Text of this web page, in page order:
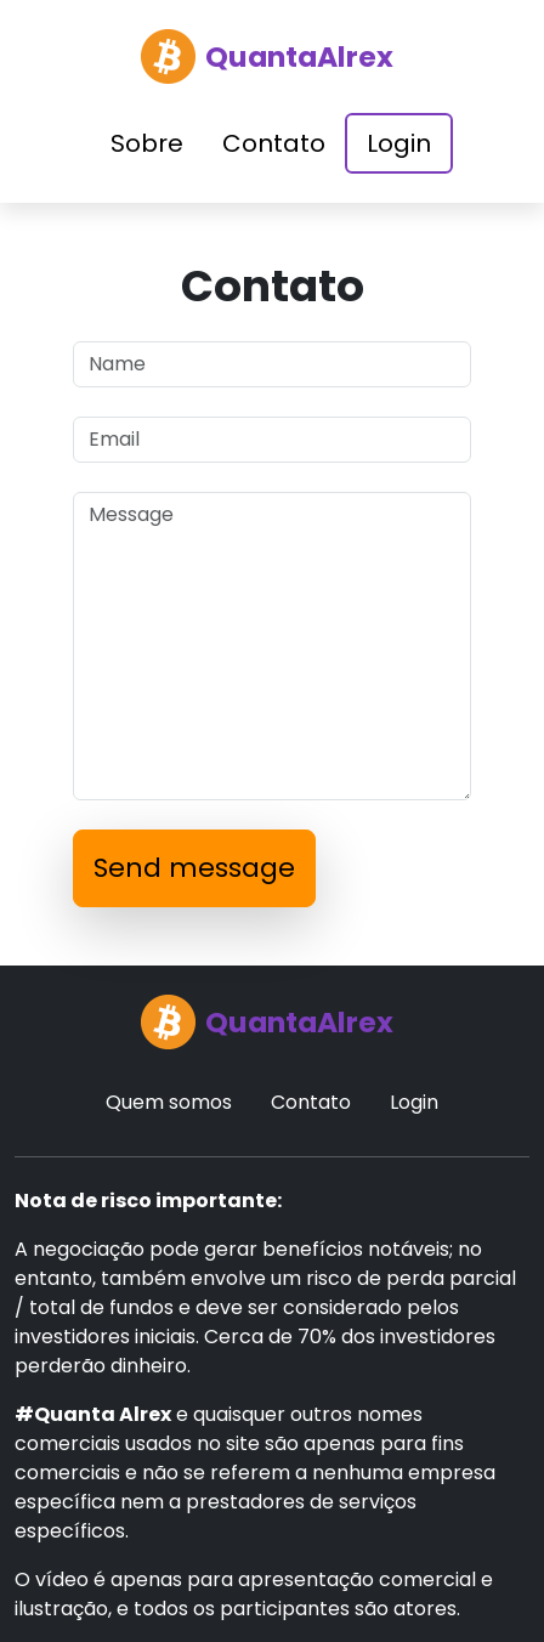
QuantaAlrex
Sobre Contato Login
Contato
Send message
QuantaAlrex
Quem somos Contato Login
Nota de risco importante:
A negociação pode gerar benefícios notáveis; no
entanto, também envolve um risco de perda parcial
/ total de fundos e deve ser considerado pelos
investidores iniciais. Cerca de 70% dos investidores
perderão dinheiro.
#Quanta Alrexe quaisquer outros nomes
comerciais usados no site são apenas para fins
comerciais e não se referem a nenhuma empresa
específica nem a prestadores de serviços
específicos.
O vídeo é apenas para apresentação comercial e
ilustração, e todos os participantes são atores.